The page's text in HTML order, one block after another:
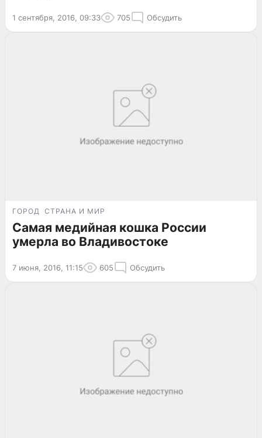
1 сентября, 2016, 09:33 705 Обсудить
ГОРОД СТРАНА И МИР
Самая медийная кошка России
умерла во Владивостоке
7 июня, 2016, 11:15 605 Обсудить